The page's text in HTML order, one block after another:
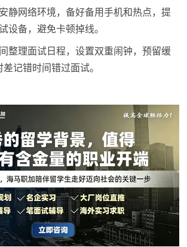
静网络环境，备好备用手机和热点，提
设备，避免卡顿掉线。
整理面试日程，设置双重闹钟，预留缓
记错时间错过面试。